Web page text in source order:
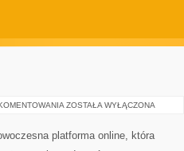
DIY
ZOSTAŁA WYŁĄCZONA
platforma online, która